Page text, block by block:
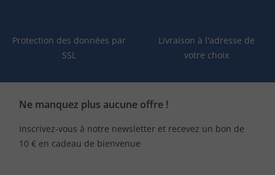
Protection des données par
SSL
Livraison à l'adresse de
votre choix
Ne manquez plus aucune offre !
Inscrivez-vous à notre newsletter et recevez un bon de
10 € en cadeau de bienvenue